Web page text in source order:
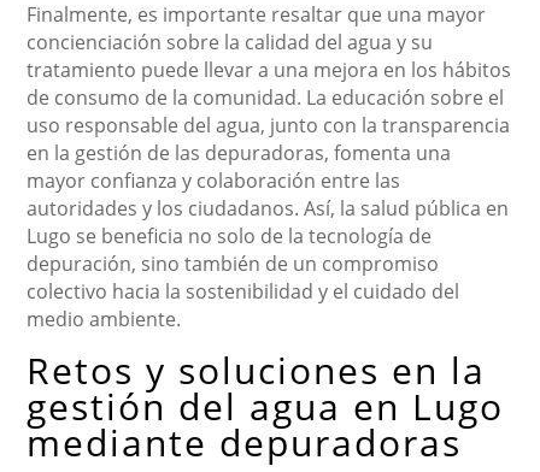
Finalmente, es importante resaltar que una mayor
concienciación sobre la calidad del agua y su
tratamiento puede llevar a una mejora en los hábitos
de consumo de la comunidad. La educación sobre el
uso responsable del agua, junto con la transparencia
en la gestión de las depuradoras, fomenta una
mayor confianza y colaboración entre las
autoridades y los ciudadanos. Así, la salud pública en
Lugo se beneficia no solo de la tecnología de
depuración, sino también de un compromiso
colectivo hacia la sostenibilidad y el cuidado del
medio ambiente.
Retos y soluciones en la
gestión del agua en Lugo
mediante depuradoras